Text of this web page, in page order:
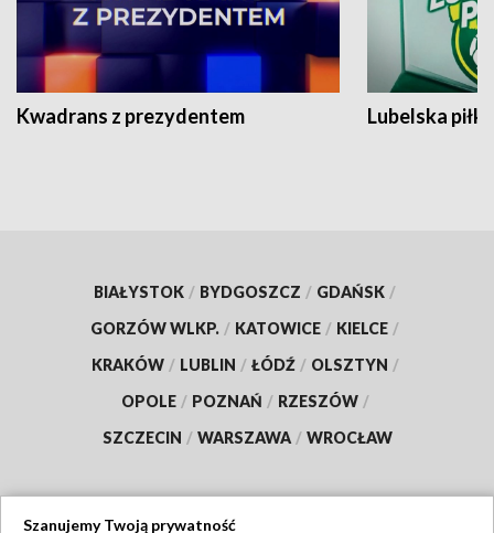
Kwadrans z prezydentem Lubelska piłka
BIAŁYSTOK / BYDGOSZCZ / GDAŃSK /
GORZÓW WLKP. / KATOWICE / KIELCE /
KRAKÓW / LUBLIN / ŁÓDŹ / OLSZTYN /
OPOLE / POZNAŃ / RZESZÓW /
SZCZECIN / WARSZAWA / WROCŁAW
Szanujemy Twoją prywatność